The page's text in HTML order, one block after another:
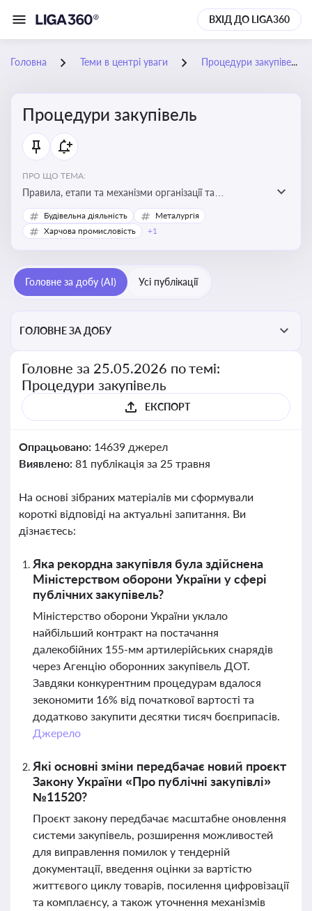
ВХІД ДО LIGA360
Головна Теми в центрі уваги Процедури закупівель
Процедури закупівель
ПРО ЩО ТЕМА:
Правила, етапи та механізми організації та
проведення закупівель товарів, робіт та послуг за
державні чи публічні кошти
Будівельна діяльність
Металургія
Харчова промисловість
+1
Головне за добу (AI) Усі публікації
ГОЛОВНЕ ЗА ДОБУ
Головне за 25.05.2026 по темі:
Процедури закупівель
ЕКСПОРТ
Опрацьовано: 14639 джерел
Виявлено: 81 публікація за 25 травня
На основі зібраних матеріалів ми сформували
короткі відповіді на актуальні запитання. Ви
дізнаєтесь:
Яка рекордна закупівля була здійснена
Міністерством оборони України у сфері
публічних закупівель?
Міністерство оборони України уклало
найбільший контракт на постачання
далекобійних 155-мм артилерійських снарядів
через Агенцію оборонних закупівель ДОТ.
Завдяки конкурентним процедурам вдалося
зекономити 16% від початкової вартості та
додатково закупити десятки тисяч боєприпасів.
Джерело
Які основні зміни передбачає новий проєкт
Закону України «Про публічні закупівлі»
№11520?
Проєкт закону передбачає масштабне оновлення
системи закупівель, розширення можливостей
для виправлення помилок у тендерній
документації, введення оцінки за вартістю
життєвого циклу товарів, посилення цифровізації
та комплаєнсу, а також уточнення механізмів